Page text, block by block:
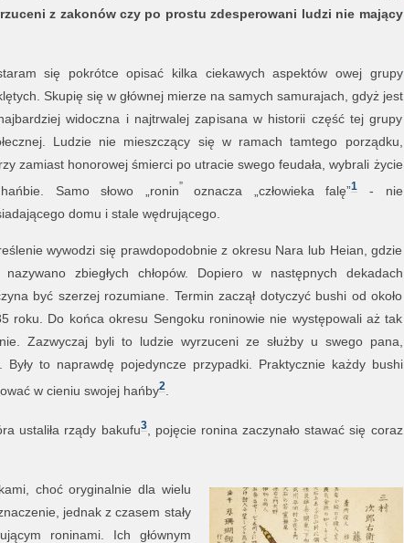
z zakonów czy po prostu zdesperowani ludzi nie mający
się pokrótce opisać kilka ciekawych aspektów owej grupy
Skupię się w głównej mierze na samych samurajach, gdyż jest
widoczna i najtrwalej zapisana w historii część tej grupy
Ludzie nie mieszczący się w ramach tamtego porządku,
zamiast honorowej śmierci po utracie swego feudała, wybrali życie
Samo słowo „ronin” oznacza „człowieka falę”1
- nie
domu i stale wędrującego.
wywodzi się prawdopodobnie z okresu Nara lub Heian, gdzie
nazywano zbiegłych chłopów. Dopiero w następnych dekadach
być szerzej rozumiane. Termin zaczął dotyczyć bushi od około
roku. Do końca okresu Sengoku roninowie nie występowali aż tak
Zazwyczaj byli to ludzie wyrzuceni ze służby u swego pana,
Były to naprawdę pojedyncze przypadki. Praktycznie każdy bushi
w cieniu swojej hańby2.
ustaliła rządy bakufu3, pojęcie ronina zaczynało stawać się coraz
choć oryginalnie dla wielu
jednak z czasem stały
roninami. Ich głównym